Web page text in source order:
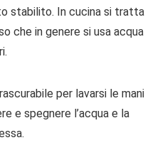
stabilito. In cucina si tratta
che in genere si usa acqua
per lavarsi le mani
e spegnere l’acqua e la